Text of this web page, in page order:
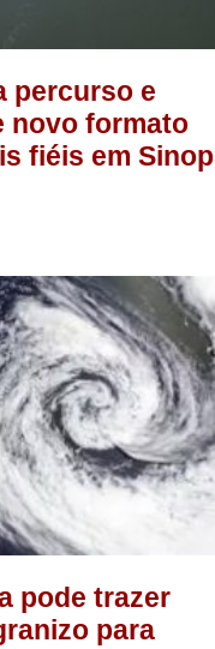
percurso e
novo formato
fiéis em Sinop
pode trazer
para